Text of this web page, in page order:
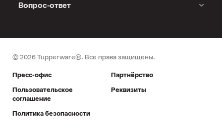
Вопрос-ответ
© 2026 Tupperware®. Все права защищены.
Пресс-офис
Партнёрство
Пользовательское
соглашение
Реквизиты
Политика безопасности